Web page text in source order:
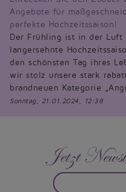
Angebote für
perfekte Hochzeitssaison!
Der Frühling ist in der
langersehnte
den schönsten Tag ihres
wir stolz unsere stark
brandneuen Kategorie
Sonntag, 21.01.2024, 12:38
Jetzt